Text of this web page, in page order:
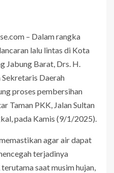
– Dalam rangka
lalu lintas di Kota
Jabung Barat, Drs. H.
Daerah
proses pembersihan
Taman PKK, Jalan Sultan
pada Kamis (9/1/2025).
agar air dapat
terjadinya
saat musim hujan,